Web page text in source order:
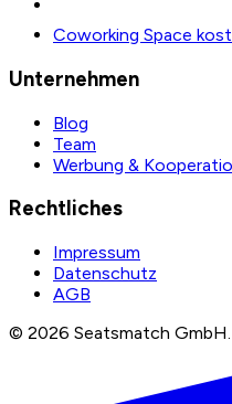
Coworking Space
Unternehmen
Blog
Team
Werbung &
Rechtliches
Impressum
Datenschutz
AGB
© 2026 Seatsmatch GmbH.